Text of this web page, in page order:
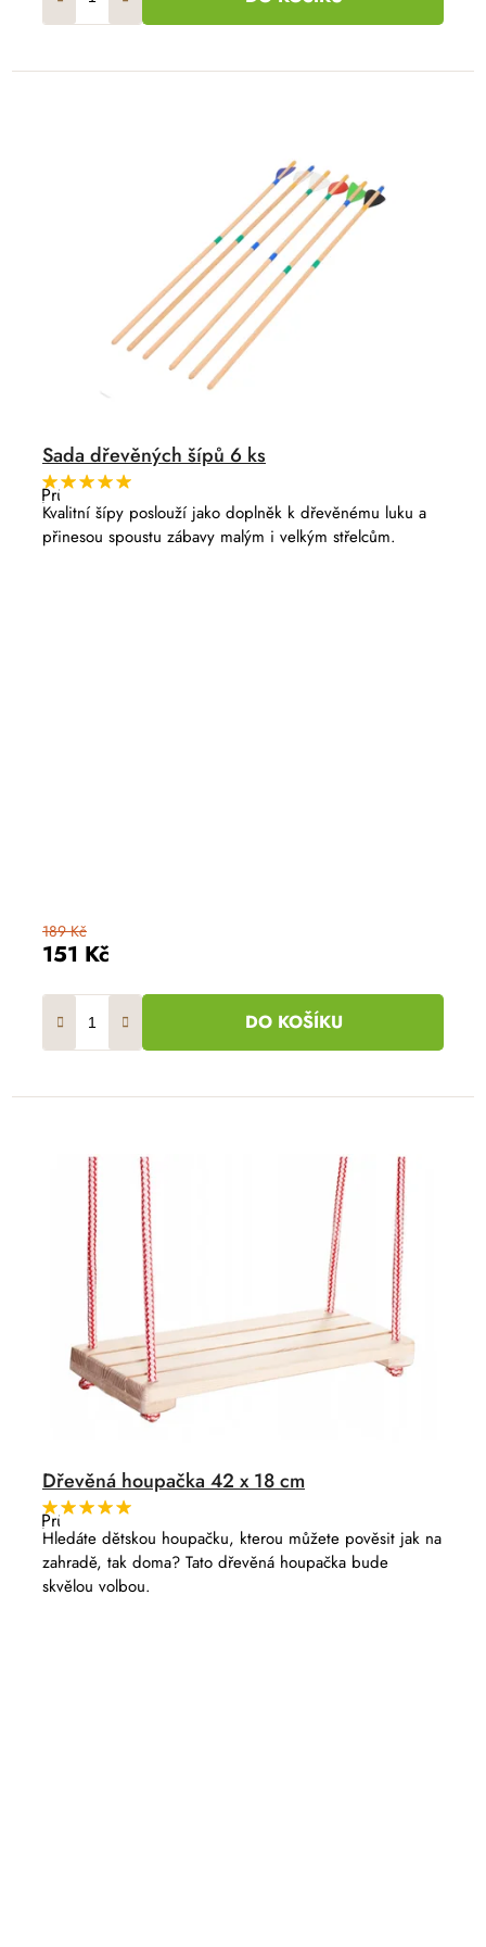
Sada dřevěných šípů 6 ks
Průměrné
hodnocení
produktu
je
151 Kč
189 Kč
DO KOŠÍKU
Kvalitní šípy poslouží jako doplněk k dřevěnému luku a
přinesou spoustu zábavy malým i velkým střelcům.
Dřevěná houpačka 42 x 18 cm
Průměrné
hodnocení
produktu
je
5,0
z
Hledáte dětskou houpačku, kterou můžete pověsit jak na
zahradě, tak doma? Tato dřevěná houpačka bude
skvělou volbou.